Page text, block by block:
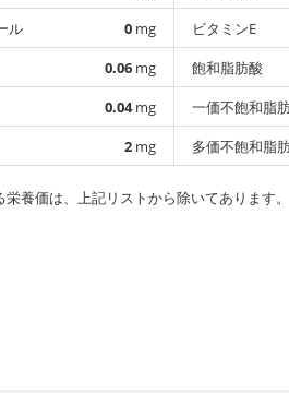
ル
0 mg
0.06 mg
0.04mg
2 mg
ビタミンE
飽和脂肪酸
一価不飽和脂
多価不飽和脂
養価は、上記リストから除いてあります。